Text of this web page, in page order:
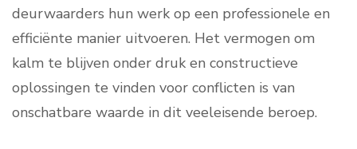
deurwaarders hun werk op een professionele en
efficiënte manier uitvoeren. Het vermogen om
kalm te blijven onder druk en constructieve
oplossingen te vinden voor conflicten is van
onschatbare waarde in dit veeleisende beroep.